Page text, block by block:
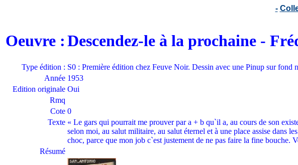
-
Oeuvre :Descendez-le à la prochaine -
Type édition : S0 : Première édition chez Feuve Noir. Dessin avec une Pinup sur fond
Année 1953
Edition originale Oui
Rmq
Cote 0
Texte « Le gars qui pourrait me prouver par a + b qu`il a, au cours de son
selon moi, au salut militaire, au salut éternel et à une place assise dans
choc, parce que mon job c`est justement de ne pas faire la fine bouche.
Résumé